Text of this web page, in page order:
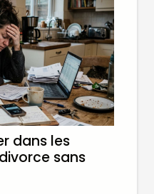
dans les
sans